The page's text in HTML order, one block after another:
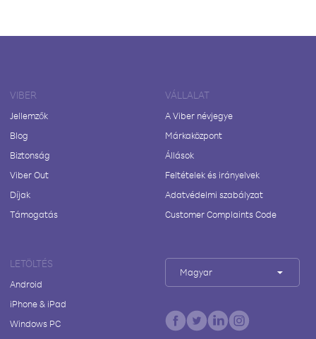
VIBER
Jellemzők
Blog
Biztonság
Viber Out
Díjak
Támogatás
VÁLLALAT
A Viber névjegye
Márkaközpont
Állások
Feltételek és irányelvek
Adatvédelmi szabályzat
Customer Complaints Code
LETÖLTÉS
Android
iPhone & iPad
Windows PC
Magyar